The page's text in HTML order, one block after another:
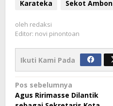
Karateka
Sekot Ambon
oleh redaksi
Editor: novi pinontoan
Ikuti Kami Pada
Navigasi
pos
Pos sebelumnya
Agus Ririmasse Dilantik